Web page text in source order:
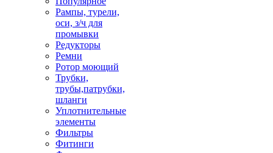
Рампы, турели,
оси, з/ч для
промывки
Редукторы
Ремни
Ротор моющий
Трубки,
трубы,патрубки,
шланги
Уплотнительные
элементы
Фильтры
Фитинги